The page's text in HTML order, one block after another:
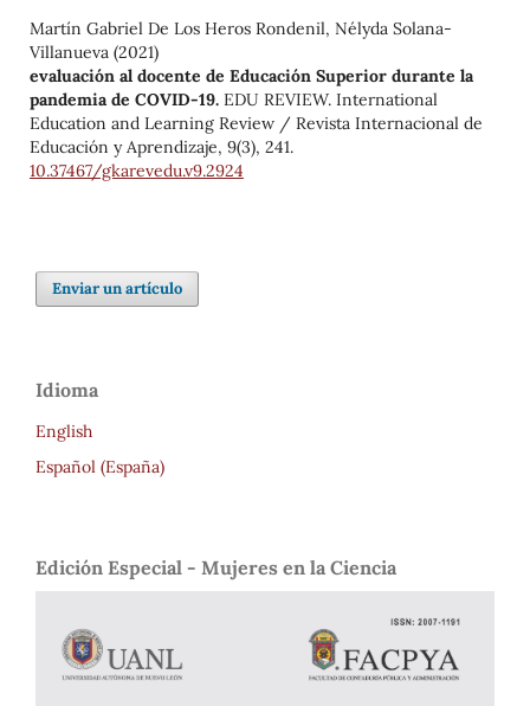
Martín Gabriel De Los Heros Rondenil, Nélyda Solana-
Villanueva (2021)
evaluación al docente de Educación Superior durante la
pandemia de COVID-19. EDU REVIEW. International
Education and Learning Review / Revista Internacional de
Educación y Aprendizaje, 9(3), 241.
10.37467/gkarevedu.v9.2924
Enviar un artículo
Idioma
English
Español (España)
Edición Especial - Mujeres en la Ciencia